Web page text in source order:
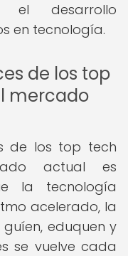
el desarrollo
en tecnología.
de los top
mercado
de los top tech
actual es
la tecnología
acelerado, la
eduquen y
se vuelve cada